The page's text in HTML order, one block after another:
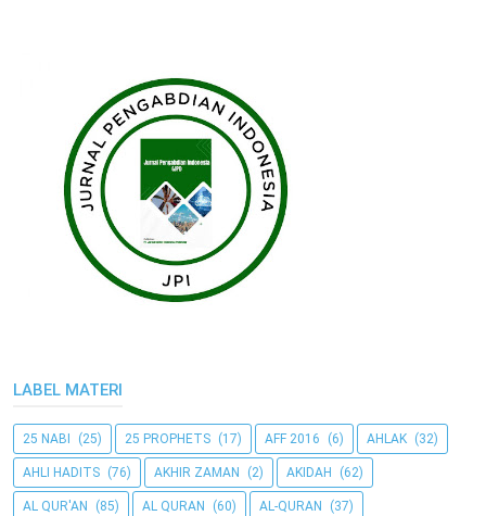
LABEL MATERI
25 NABI (25) 25 PROPHETS (17) AFF 2016 (6) AHLAK (32)
AHLI HADITS (76) AKHIR ZAMAN (2) AKIDAH (62)
AL QUR'AN (85) AL QURAN (60) AL-QURAN (37)